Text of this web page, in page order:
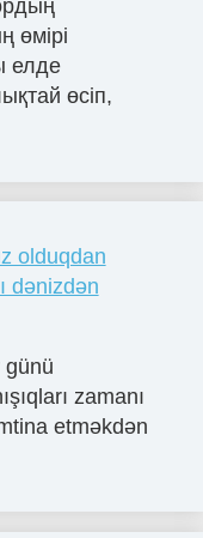
өмірі
елде
өсіп,
olduqdan
dənizdən
günü
zamanı
etməkdən